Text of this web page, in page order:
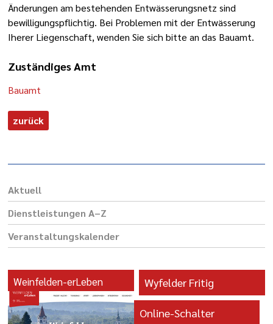
Änderungen am bestehenden Entwässerungsnetz sind
bewilligungspflichtig. Bei Problemen mit der Entwässerung
Iherer Liegenschaft, wenden Sie sich bitte an das Bauamt.
Zuständiges Amt
Bauamt
zurück
Aktuell
Dienst­leis­tungen A–Z
Veranstaltungs­kalender
Weinfelden-erLeben Wyfelder Fritig
Online-Schalter